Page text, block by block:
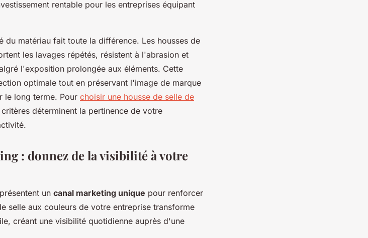
rentable pour les entreprises équipant
du matériau fait toute la différence. Les housses de
les lavages répétés, résistent à l'abrasion et
l'exposition prolongée aux éléments. Cette
optimale tout en préservant l'image de marque
le long terme. Pour choisir une housse de selle de
déterminent la pertinence de votre
: donnez de la visibilité à votre
un canal marketing unique pour renforcer
selle aux couleurs de votre entreprise transforme
créant une visibilité quotidienne auprès d'une